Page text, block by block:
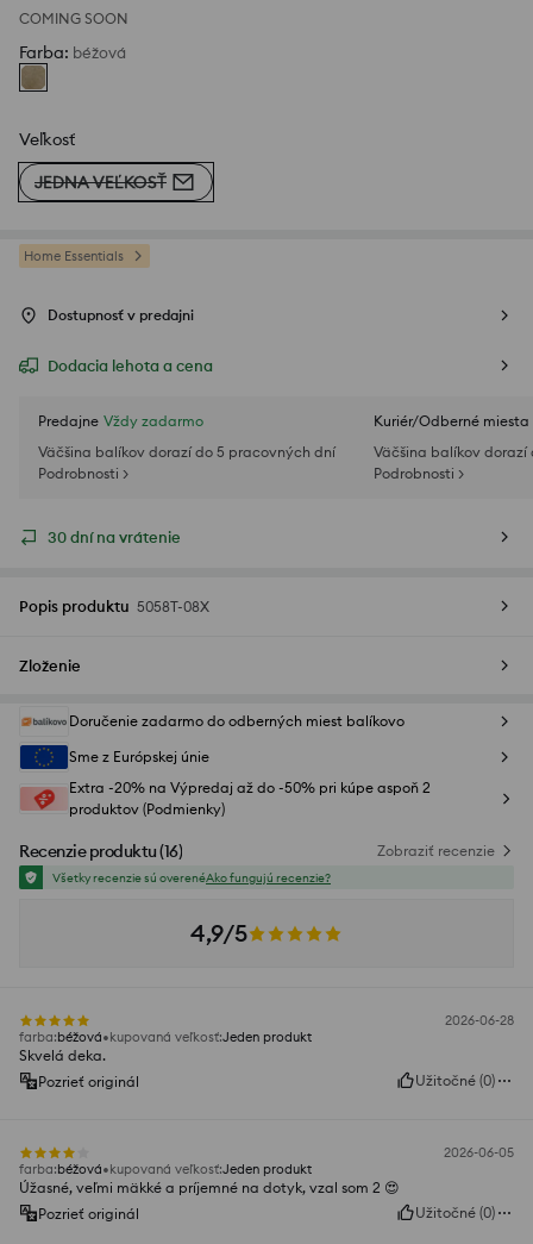
COMING SOON
Farba: béžová
Veľkosť
JEDNA VEĽKOSŤ
Home Essentials
Dostupnosť v predajni
Dodacia lehota a cena
Predajne Vždy zadarmo
Väčšina balíkov dorazí do 5 pracovných dní
Podrobnosti >
Kuriér/Odberné miesta
Väčšina balíkov
Podrobnosti >
30 dní na vrátenie
Popis produktu 5058T-08X
Zloženie
Doručenie zadarmo do odberných miest balíkovo
Sme z Európskej únie
Extra -20% na Výpredaj až do -50% pri kúpe aspoň 2
produktov (Podmienky)
Recenzie produktu(16) Zobraziť recenzie
Všetky recenzie sú overenéAko fungujú recenzie?
4,9/5
2026-06-28
farba:béžová kupovaná veľkosť:Jeden produkt
Skvelá deka.
Pozrieť originál
Užitočné (0)
2026-06-05
farba:béžová kupovaná veľkosť:Jeden produkt
Úžasné, veľmi mäkké a príjemné na dotyk, vzal som 2 😍
Pozrieť originál
Užitočné (0)